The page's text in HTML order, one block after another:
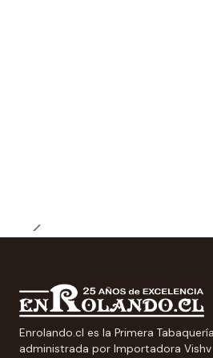
Enrolando.cl es la Primera
administrada por Importadora Vishv